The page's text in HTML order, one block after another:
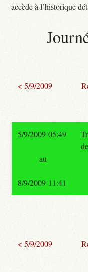
accède à l’historique
< 5/9/2009
5/9/2009 05:49
au
8/9/2009 11:41
< 5/9/2009